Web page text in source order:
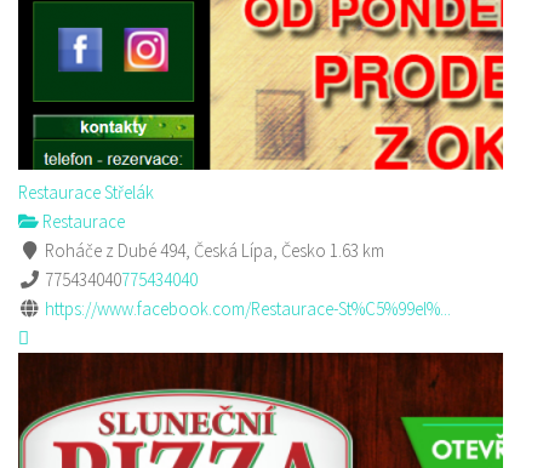
Restaurace Střelák
Restaurace
Roháče z Dubé 494, Česká Lípa, Česko 1.63 km
775434040775434040
https://www.facebook.com/Restaurace-St%C5%99el%...